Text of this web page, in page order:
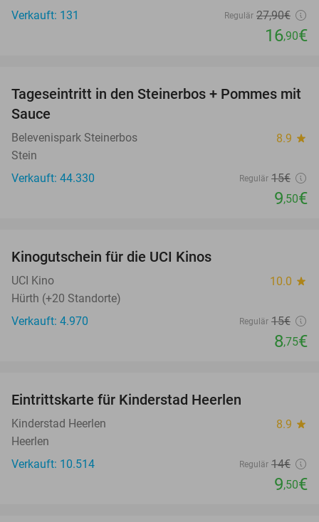
Verkauft: 131
Regulär 27,90€
16,90€
37%
Tageseintritt in den Steinerbos + Pommes mit
Sauce
Belevenispark Steinerbos 8.9 star
Stein
Verkauft: 44.330
Regulär 15€
9,50€
Kinogutschein für die UCI Kinos
UCI Kino 10.0 star
Hürth (+20 Standorte)
Verkauft: 4.970
Regulär 15€
8,75€
Eintrittskarte für Kinderstad Heerlen
Kinderstad Heerlen 8.9 star
Heerlen
Verkauft: 10.514
Regulär 14€
9,50€